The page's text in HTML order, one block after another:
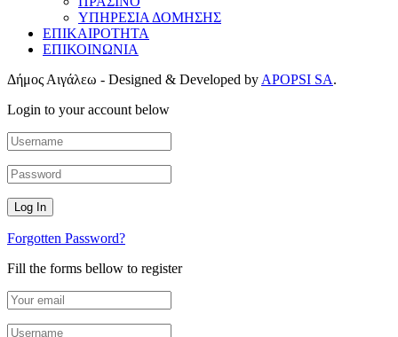
ΥΠΗΡΕΣΙΑ ΔΟΜΗΣΗΣ
ΕΠΙΚΑΙΡΟΤΗΤΑ
ΕΠΙΚΟΙΝΩΝΙΑ
Δήμος Αιγάλεω - Designed & Developed by APOPSI SA.
Login to your account below
Forgotten Password?
Fill the forms bellow to register